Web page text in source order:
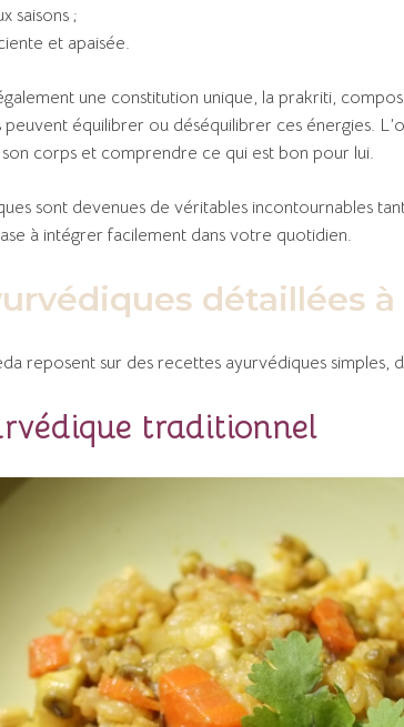
saisons ;
et apaisée.
une constitution unique, la prakriti,
équilibrer ou déséquilibrer ces énergies.
corps et comprendre ce qui est bon pour lui.
sont devenues de véritables incontournables
à intégrer facilement dans votre quotidien.
détaillées
reposent sur des recettes ayurvédiques simples,
traditionnel